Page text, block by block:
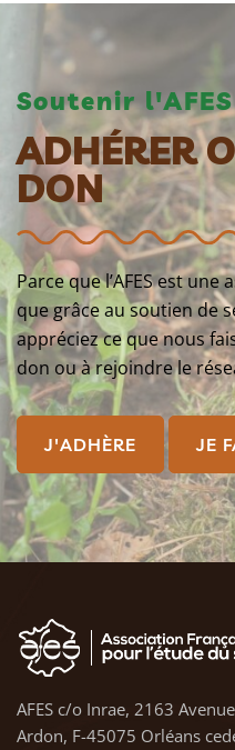
Soutenir
ADHÉRER
DON
Parce que l’AFES est
que grâce au soutien de
appréciez ce que nous
don ou à rejoindre le
J'ADHÈRE JE
AFES c/o Inrae, 2163
Ardon, F-45075 Orléans